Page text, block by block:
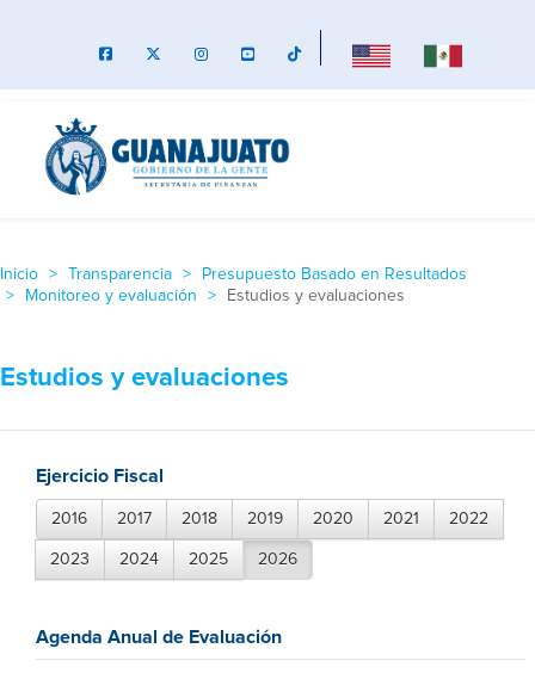
Inicio Transparencia
Presupuesto Basado en Resultados
Monitoreo y evaluación
Estudios y evaluaciones
Estudios y evaluaciones
Ejercicio Fiscal
2016 2017 2018 2019 2020 2021 2022
2023 2024 2025 2026
Agenda Anual de Evaluación